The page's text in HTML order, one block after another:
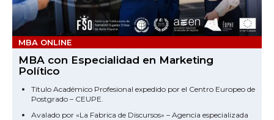
MBA ONLINE
MBA con Especialidad en Marketing
Político
Título Académico Profesional expedido por el Centro Europeo de
Postgrado – CEUPE.
Avalado por «La Fabrica de Discursos» – Agencia especializada